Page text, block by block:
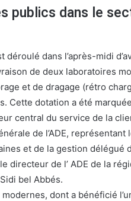
publics dans le
déroulé dans l’après-midi
de deux laboratoires
et de dragage (rétro
Cette dotation a été
central du service de la
de l’ADE,
et de la gestion délégué
directeur de l’ ADE de la
bel Abbés.
dont a bénéficié